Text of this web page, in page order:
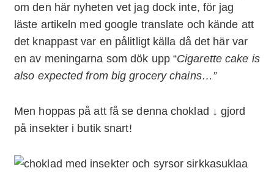
om den här nyheten vet jag dock inte, för jag
läste artikeln med google translate och kände att
det knappast var en pålitligt källa då det här var
en av meningarna som dök upp “Cigarette cake is
also expected from big grocery chains…”
Men hoppas på att få se denna choklad ↓ gjord
på insekter i butik snart!